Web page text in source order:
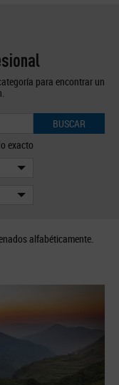
para encontrar un
BUSCAR
exacto
alfabéticamente.